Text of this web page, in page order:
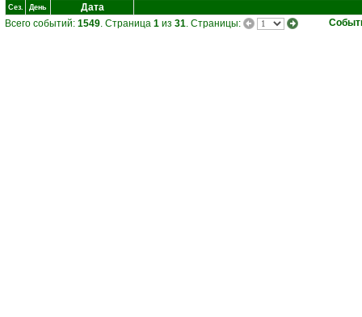
Сез. День
Дата
Всего событий: 1549. Страница 1 из 31. Страницы: